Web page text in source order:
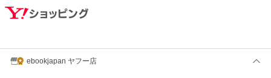
ebookjapan ヤフー店